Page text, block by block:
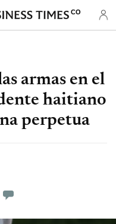
CO
armas en el
haitiano
perpetua